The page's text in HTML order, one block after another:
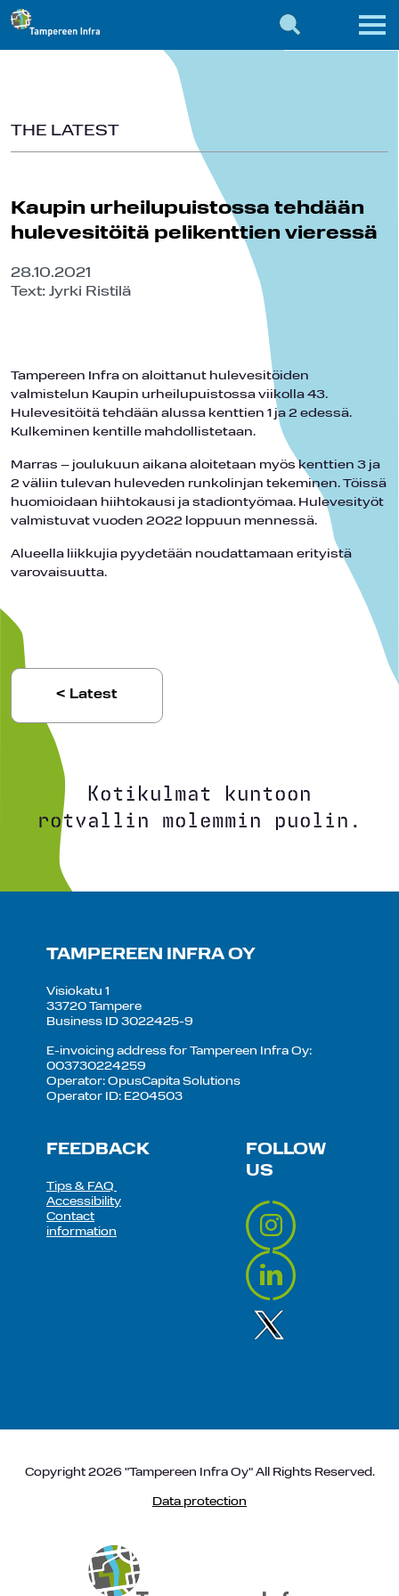
THE LATEST
Kaupin urheilupuistossa tehdään
hulevesitöitä pelikenttien vieressä
28.10.2021
Text: Jyrki Ristilä
Tampereen Infra on aloittanut hulevesitöiden
valmistelun Kaupin urheilupuistossa viikolla 43.
Hulevesitöitä tehdään alussa kenttien 1 ja 2 edessä.
Kulkeminen kentille mahdollistetaan.
Marras – joulukuun aikana aloitetaan myös kenttien 3 ja
2 väliin tulevan huleveden runkolinjan tekeminen. Töissä
huomioidaan hiihtokausi ja stadiontyömaa. Hulevesityöt
valmistuvat vuoden 2022 loppuun mennessä.
Alueella liikkujia pyydetään noudattamaan erityistä
varovaisuutta.
< Latest
Kotikulmat kuntoon
rotvallin molemmin puolin.
TAMPEREEN INFRA OY
Visiokatu 1
33720 Tampere
Business ID 3022425-9
E-invoicing address for Tampereen Infra Oy:
003730224259
Operator: OpusCapita Solutions
Operator ID: E204503
FEEDBACK
Tips & FAQ
Accessibility
Contact
information
FOLLOW
US
Copyright 2026 "Tampereen Infra Oy" All Rights Reserved.
Data protection